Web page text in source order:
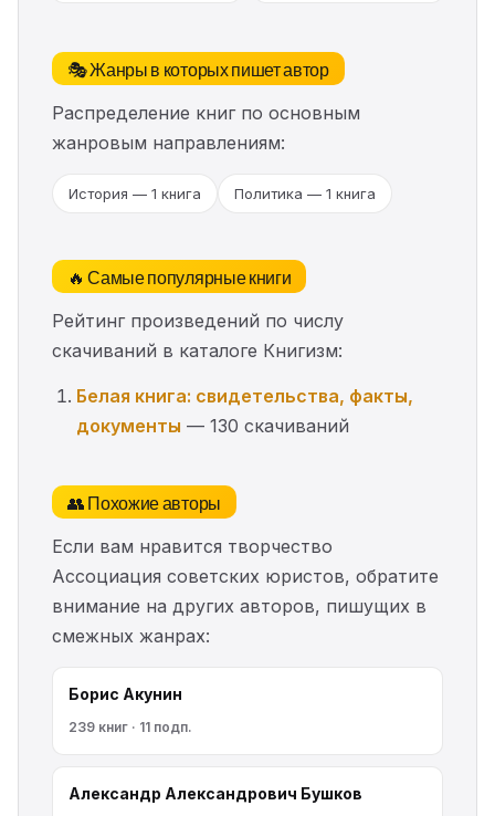
🎭 Жанры в которых пишет автор
Распределение книг по основным
жанровым направлениям:
История — 1 книга Политика — 1 книга
🔥 Самые популярные книги
Рейтинг произведений по числу
скачиваний в каталоге Книгизм:
Белая книга: свидетельства, факты,
документы — 130 скачиваний
👥 Похожие авторы
Если вам нравится творчество
Ассоциация советских юристов, обратите
внимание на других авторов, пишущих в
смежных жанрах:
Борис Акунин
239 книг · 11 подп.
Александр Александрович Бушков